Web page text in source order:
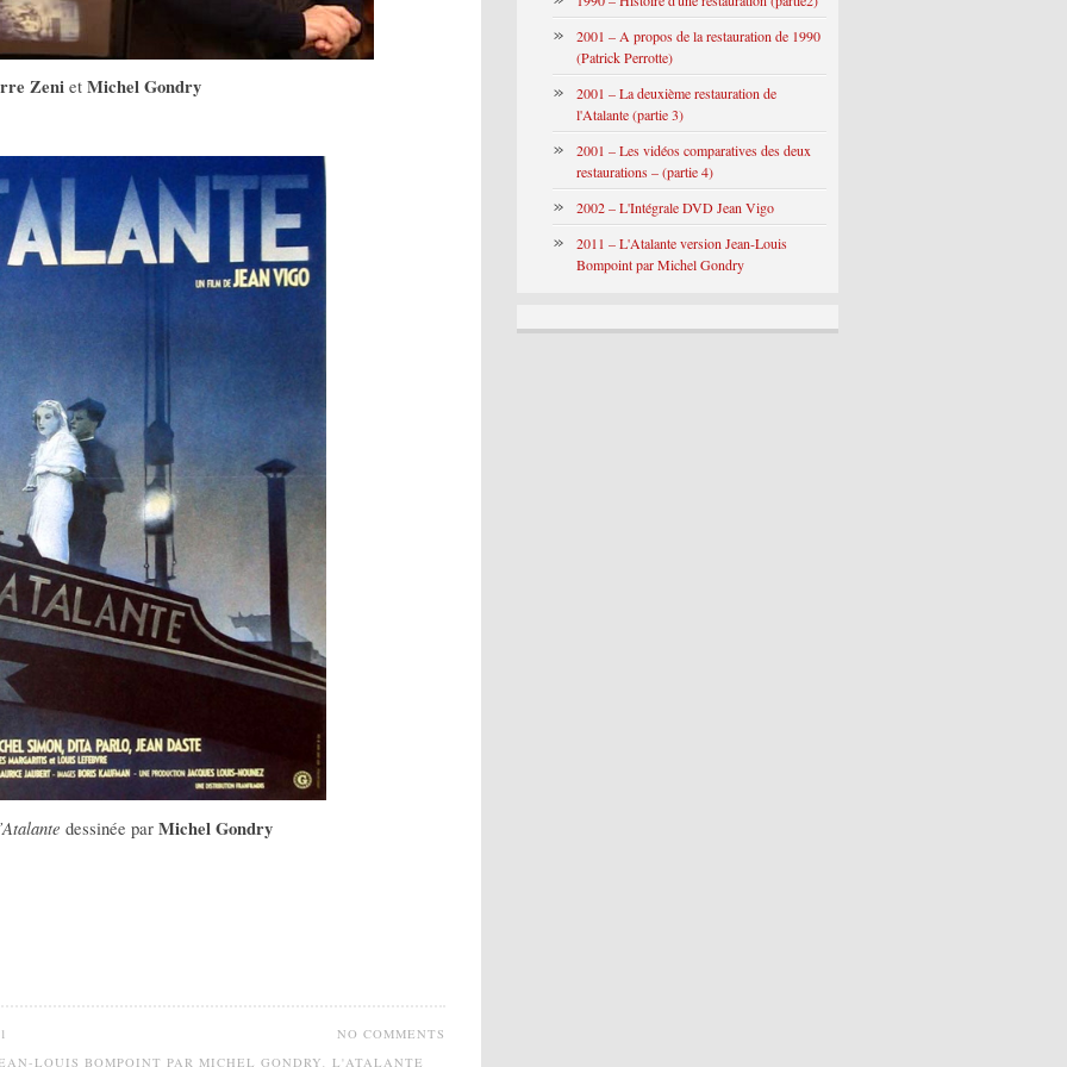
Zeniet Michel Gondry
dessinée par Michel Gondry
NO COMMENTS
LOUIS BOMPOINT PAR MICHEL GONDRY, L'ATALANTE
2001 – A propos de la restauration de 1990
(Patrick Perrotte)
2001 – La deuxième restauration de
l'Atalante (partie 3)
2001 – Les vidéos comparatives des deux
restaurations – (partie 4)
2002 – L'Intégrale DVD Jean Vigo
2011 – L'Atalante version Jean-Louis
Bompoint par Michel Gondry